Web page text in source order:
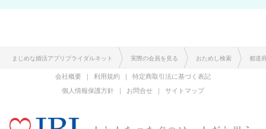
まじめな婚活アプリブライダルネット 実際の会員を見る おためし検索 都道
会社概要 利用規約
特定商取引法に基づく表記
個人情報保護方針
お問合せ サイトマップ